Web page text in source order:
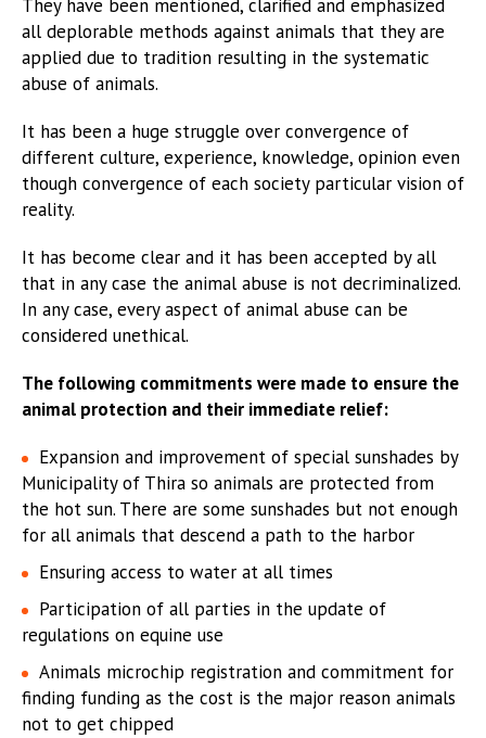
They have been mentioned, clarified and emphasized
all deplorable methods against animals that they are
applied due to tradition resulting in the systematic
abuse of animals.
It has been a huge struggle over convergence of
different culture, experience, knowledge, opinion even
though convergence of each society particular vision of
reality.
It has become clear and it has been accepted by all
that in any case the animal abuse is not decriminalized.
In any case, every aspect of animal abuse can be
considered unethical.
The following commitments were made to ensure the
animal protection and their immediate relief:
Expansion and improvement of special sunshades by
Municipality of Thira so animals are protected from
the hot sun. There are some sunshades but not enough
for all animals that descend a path to the harbor
Ensuring access to water at all times
Participation of all parties in the update of
regulations on equine use
Animals microchip registration and commitment for
finding funding as the cost is the major reason animals
not to get chipped